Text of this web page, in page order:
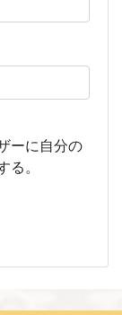
ーに自分の
る。